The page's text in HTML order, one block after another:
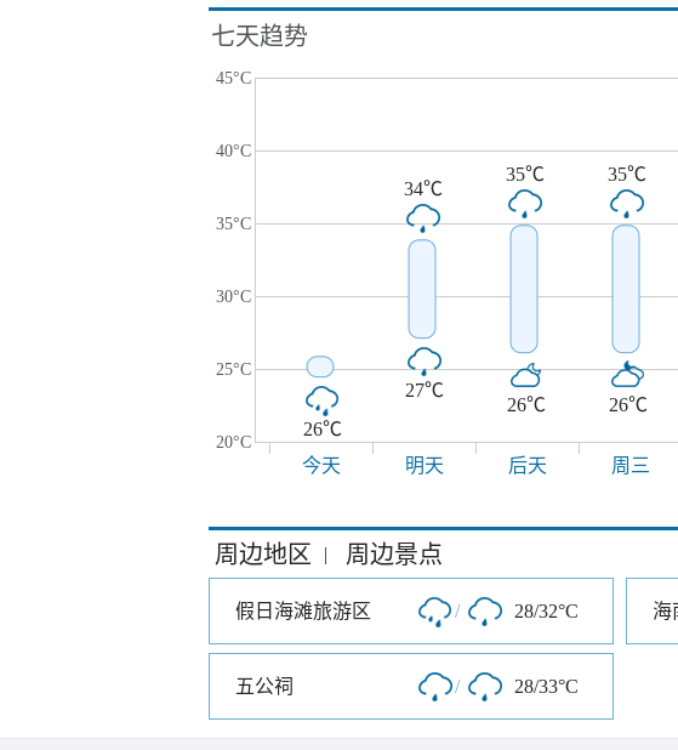
七天趋势
45°C
40°C
35°C
30°C
25°C
20°C
26℃
34℃
27℃
35℃
26℃
35℃
26℃
今天 明天 后天 周三
周边地区 | 周边景点
假日海滩旅游区 / 28/32°C
五公祠 / 28/33°C